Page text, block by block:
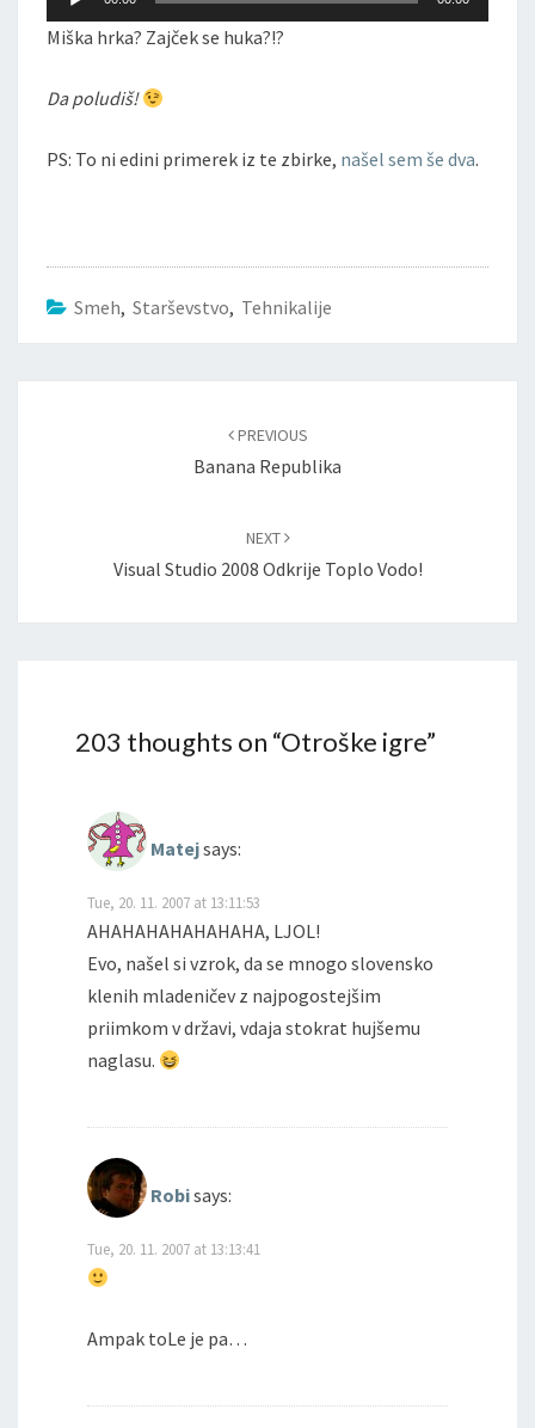
Player
Miška hrka? Zajček se huka?!?
Da poludiš!
PS: To ni edini primerek iz te zbirke, našel sem še dva.
Smeh, Starševstvo, Tehnikalije
PREVIOUS
Banana Republika
NEXT
Visual Studio 2008 Odkrije Toplo Vodo!
203 thoughts on “Otroške igre”
Matejsays:
Tue, 20. 11. 2007 at 13:11:53
AHAHAHAHAHAHAHA, LJOL!
Evo, našel si vzrok, da se mnogo slovensko
klenih mladeničev z najpogostejšim
priimkom v državi, vdaja stokrat hujšemu
naglasu.
Robisays:
Tue, 20. 11. 2007 at 13:13:41
Ampak toLe je pa…